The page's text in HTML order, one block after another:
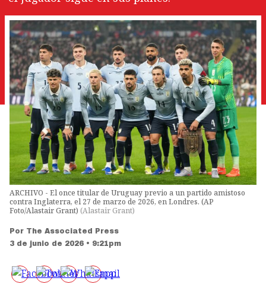
ARCHIVO - El once titular de Uruguay previo a un partido amistoso
contra Inglaterra, el 27 de marzo de 2026, en Londres. (AP
Foto/Alastair Grant) (Alastair Grant)
Por The Associated Press
3 de junio de 2026 • 9:21pm